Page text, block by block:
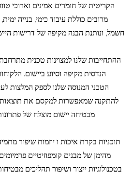
הקריטית של חומרים אמינים וארוכי
מרובים כוללת עיבוד כימי, בנייה
חשמל, ונותנת הבנה מקיפה של דרישות
ההתחייבות שלנו למצוינות טכנית
הנדסית מקיפה וסיוע ביישום.
הטכני המנוסה שלנו לספק המלצות
להתקנה שמאפשרות למקסם את תוצאות
תוכניות בקרת איכות ו יוזמות שיפור
מהימן של מבנים קומפוזיטיים פרמיומים
בטכנולוגיות ייצור ושיפור תהליכים